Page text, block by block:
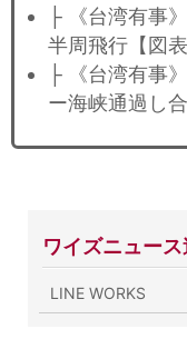
├ 《台湾有事
半周飛行【図
├ 《台湾有事
ー海峡通過し
ワイズニュー
LINE WORKS